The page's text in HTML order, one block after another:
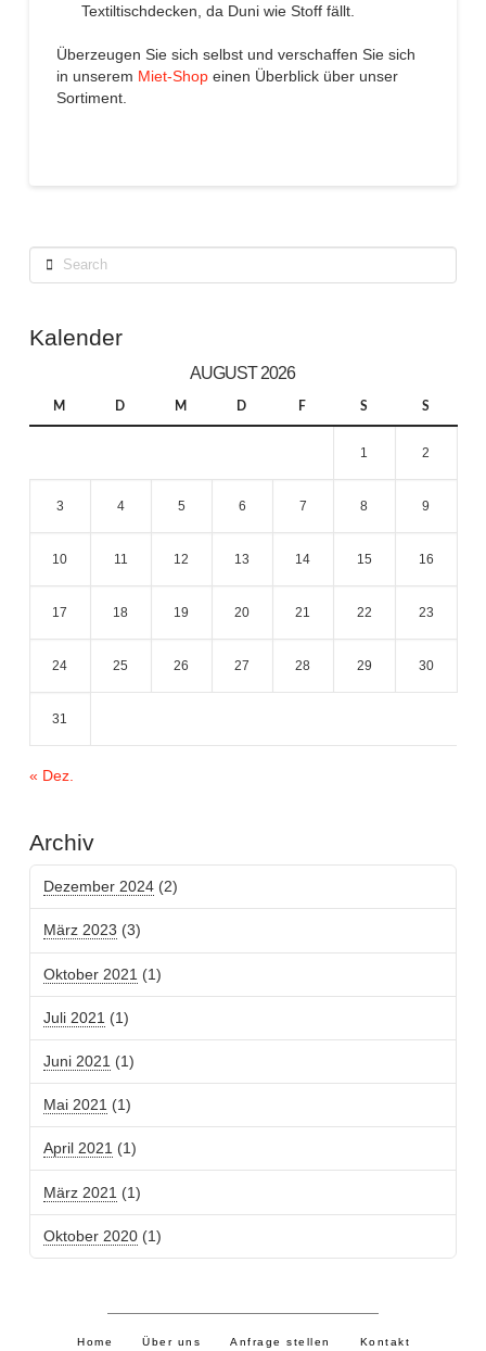
Textiltischdecken, da Duni wie Stoff fällt.
Überzeugen Sie sich selbst und verschaffen Sie sich
in unserem Miet-Shopeinen Überblick über unser
Sortiment.
Search
Kalender
AUGUST 2026
M D M D F S S
1 2
3 4 5 6 7 8 9
10 11 12 13 14 15 16
17 18 19 20 21 22 23
24 25 26 27 28 29 30
31
« Dez.
Archiv
Dezember 2024(2)
März 2023 (3)
Oktober 2021 (1)
Juli 2021 (1)
Juni 2021 (1)
Mai 2021 (1)
April 2021 (1)
März 2021 (1)
Oktober 2020(1)
Home Über uns Anfrage stellen Kontakt